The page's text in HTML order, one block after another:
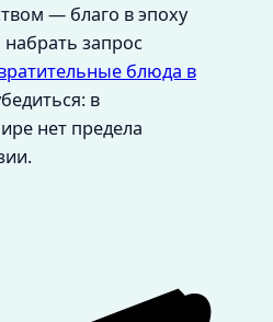
— благо в эпоху
набрать запрос
блюда в
в
нет предела